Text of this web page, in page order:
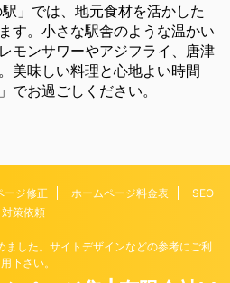
駅」では、地元食材を活かした
す。小さな駅舎のような温かい
モンサワーやアジフライ、唐津
美味しい料理と心地よい時間
」でお過ごしください。
ージ修正 ホームページ料金表
SEO
対策依頼
ました。サイトデザインなどの参考にご利
用下さい。